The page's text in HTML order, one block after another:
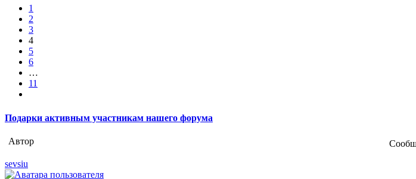
11
1
2
3
4
5
6
…
11
Подарки активным участникам нашего форума
Автор
sevsiu